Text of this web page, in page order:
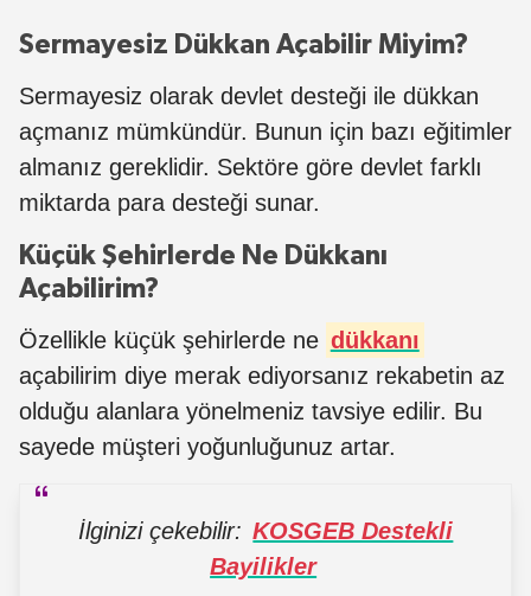
Sermayesiz Dükkan Açabilir Miyim?
Sermayesiz olarak devlet desteği ile dükkan
açmanız mümkündür. Bunun için bazı eğitimler
almanız gereklidir. Sektöre göre devlet farklı
miktarda para desteği sunar.
Küçük Şehirlerde Ne Dükkanı
Açabilirim?
Özellikle küçük şehirlerde ne dükkanı
açabilirim diye merak ediyorsanız rekabetin az
olduğu alanlara yönelmeniz tavsiye edilir. Bu
sayede müşteri yoğunluğunuz artar.
İlginizi çekebilir: KOSGEB Destekli
Bayilikler